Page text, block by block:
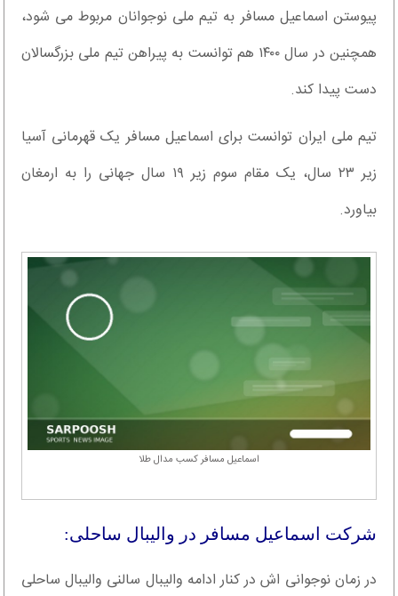
پیوستن اسماعیل مسافر به تیم ملی نوجوانان مربوط می شود،
همچنین در سال ۱۴۰۰ هم توانست به پیراهن تیم ملی بزرگسالان
دست پیدا کند.
تیم ملی ایران توانست برای اسماعیل مسافر یک قهرمانی آسیا
زیر ۲۳ سال، یک مقام سوم زیر ۱۹ سال جهانی را به ارمغان
بیاورد.
اسماعیل مسافر کسب مدال طلا
شرکت اسماعیل مسافر در والیبال ساحلی:
در زمان نوجوانی اش در کنار ادامه والیبال سالنی والیبال ساحلی